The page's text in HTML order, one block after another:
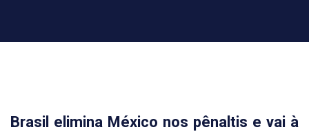
Brasil elimina México nos pênaltis e vai à